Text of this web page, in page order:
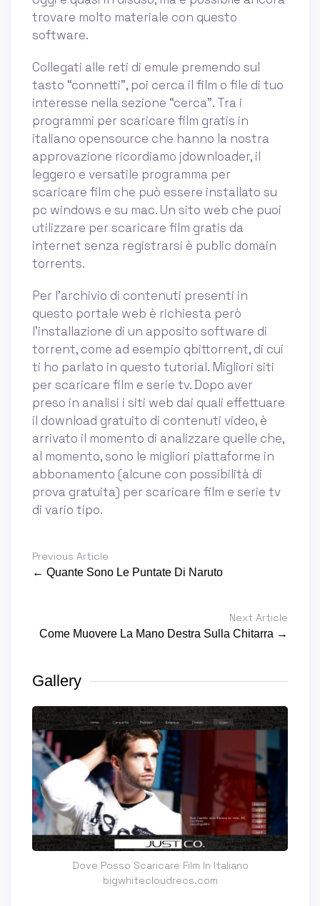
trovare molto materiale con questo
software.
Collegati alle reti di emule premendo sul
tasto “connetti”, poi cerca il film o file di tuo
interesse nella sezione “cerca”. Tra i
programmi per scaricare film gratis in
italiano opensource che hanno la nostra
approvazione ricordiamo jdownloader, il
leggero e versatile programma per
scaricare film che può essere installato su
pc windows e su mac. Un sito web che puoi
utilizzare per scaricare film gratis da
internet senza registrarsi è public domain
torrents.
Per l’archivio di contenuti presenti in
questo portale web è richiesta però
l’installazione di un apposito software di
torrent, come ad esempio qbittorrent, di cui
ti ho parlato in questo tutorial. Migliori siti
per scaricare film e serie tv. Dopo aver
preso in analisi i siti web dai quali effettuare
il download gratuito di contenuti video, è
arrivato il momento di analizzare quelle che,
al momento, sono le migliori piattaforme in
abbonamento (alcune con possibilità di
prova gratuita) per scaricare film e serie tv
di vario tipo.
Previous Article
← Quante Sono Le Puntate Di Naruto
Next Article
Come Muovere La Mano Destra Sulla Chitarra →
Gallery
Dove Posso Scaricare Film In Italiano
bigwhitecloudrecs.com